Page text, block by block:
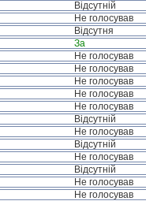
Відсутній
Не голосував
Відсутня
За
Не голосував
Не голосував
Не голосував
Не голосував
Не голосував
Відсутній
Не голосував
Відсутній
Не голосував
Відсутній
Не голосував
Не голосував